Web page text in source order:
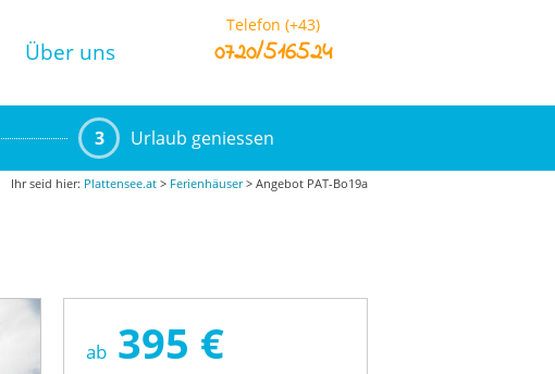
Telefon (+43)
0720/516524
Über uns
3 Urlaub geniessen
Ihr seid hier: Plattensee.at > Ferienhäuser> Angebot PAT-Bo19a
ab 395 €